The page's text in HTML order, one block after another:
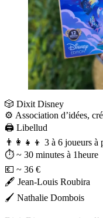
🎲 Dixit Disney
⚙️ Association d’idées,
🖨️ Libellud
👨‍👩‍👧‍👦 3 à 6 joueurs à
⏱️ ~ 30 minutes à 1heure
💶 ~ 36 € ⠀
🖋️ Jean-Louis Roubira
🖌️ Nathalie Dombois